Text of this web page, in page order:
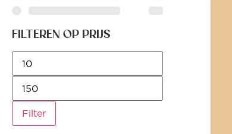
FILTEREN OP PRIJS
Filter